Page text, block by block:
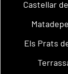
Castellar
Els Prats